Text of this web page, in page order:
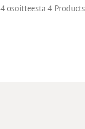
4 osoitteesta 4 Products